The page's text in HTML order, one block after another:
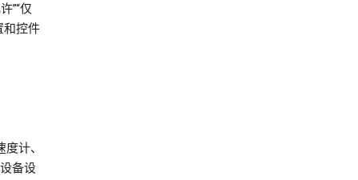
”“仅
和控件
计、
备设